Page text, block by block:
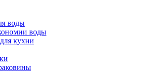
воды
воды
кухни